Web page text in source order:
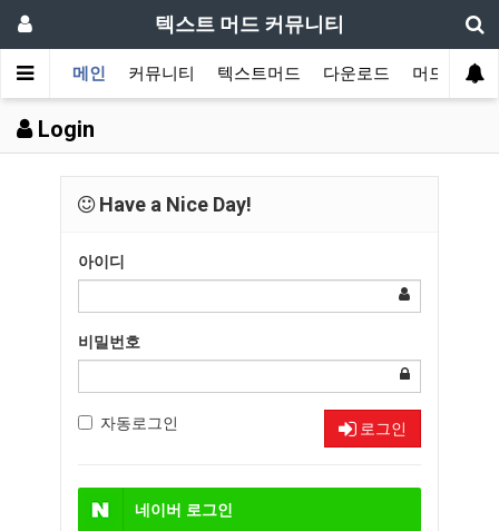
텍스트 머드 커뮤니티
메인 커뮤니티 텍스트머드 다운로드 머드 잡담
Login
Have a Nice Day!
아이디
비밀번호
자동로그인 로그인
네이버 로그인